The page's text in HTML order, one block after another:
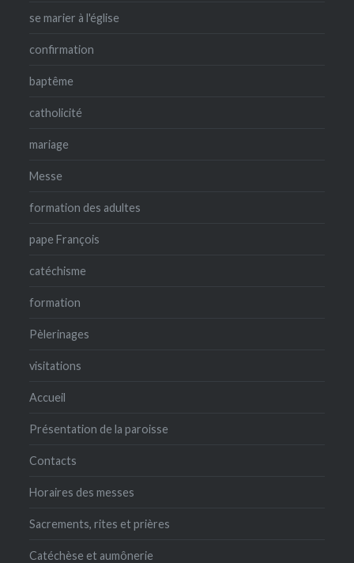
se marier à l'église
confirmation
baptême
catholicité
mariage
Messe
formation des adultes
pape François
catéchisme
formation
Pèlerinages
visitations
Accueil
Présentation de la paroisse
Contacts
Horaires des messes
Sacrements, rites et prières
Catéchèse et aumônerie